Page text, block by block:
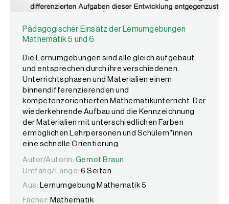
Pädagogischer Einsatz der Lernumgebungen
Mathematik 5 und 6
Die Lernumgebungen sind alle gleich aufgebaut
und entsprechen durch ihre verschiedenen
Unterrichtsphasen und Materialien einem
binnendifferenzierenden und
kompetenzorientierten Mathematikunterricht. Der
wiederkehrende Aufbau und die Kennzeichnung
der Materialien mit unterschiedlichen Farben
ermöglichen Lehrpersonen und Schülern*innen
eine schnelle Orientierung.
Autor/Autorin: Gernot Braun
Autor/Autorin: Gernot Braun
Umfang/Länge: 6 Seiten
Aus: Lernumgebung Mathematik 5
Fächer: Mathematik